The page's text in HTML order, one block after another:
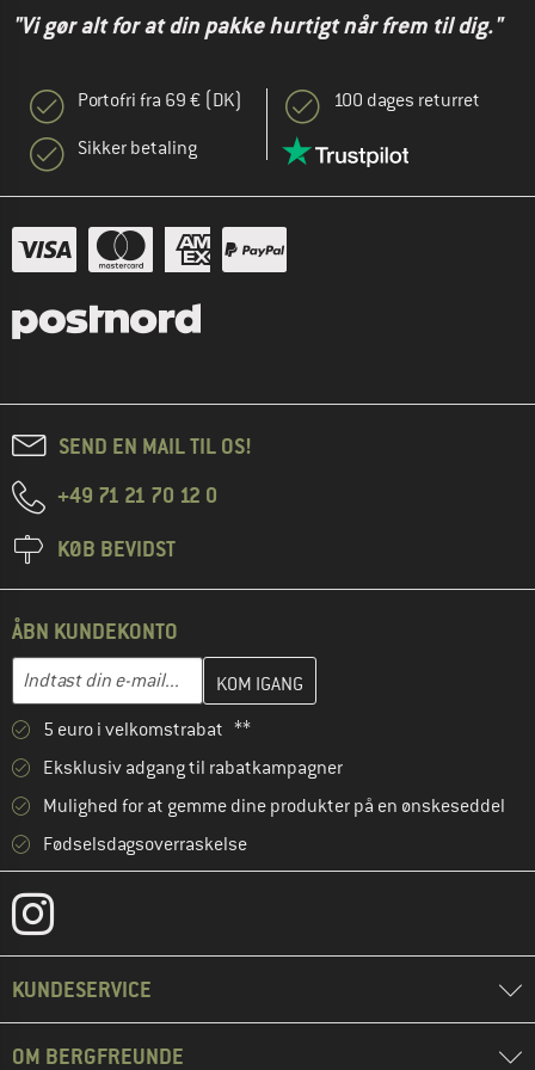
"Vi gør alt for at din pakke hurtigt når frem til dig."
Portofri fra 69 € (DK)
Sikker betaling
100 dages returret
SEND EN MAIL TIL OS!
+49 71 21 70 12 0
KØB BEVIDST
ÅBN KUNDEKONTO
E-mail-adresse
Indtast din e-mailadresse her, og opret i næste trin din
5 euro i velkomstrabat **
Eksklusiv adgang til rabatkampagner
Mulighed for at gemme dine produkter på en ønskeseddel
Fødselsdagsoverraskelse
KUNDESERVICE
OM BERGFREUNDE